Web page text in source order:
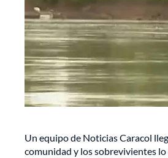
Un equipo de Noticias Caracol
comunidad y los sobrevivientes